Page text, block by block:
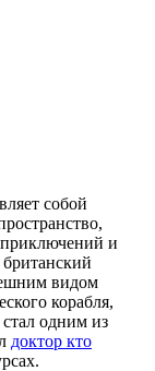
собой
приключений и
видом
корабля,
одним из
доктор кто